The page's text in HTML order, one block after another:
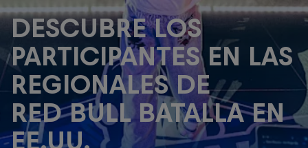
DESCUBRE LOS
PARTICIPANTES EN LAS
REGIONALES DE
RED BULL BATALLA EN
EE.UU.